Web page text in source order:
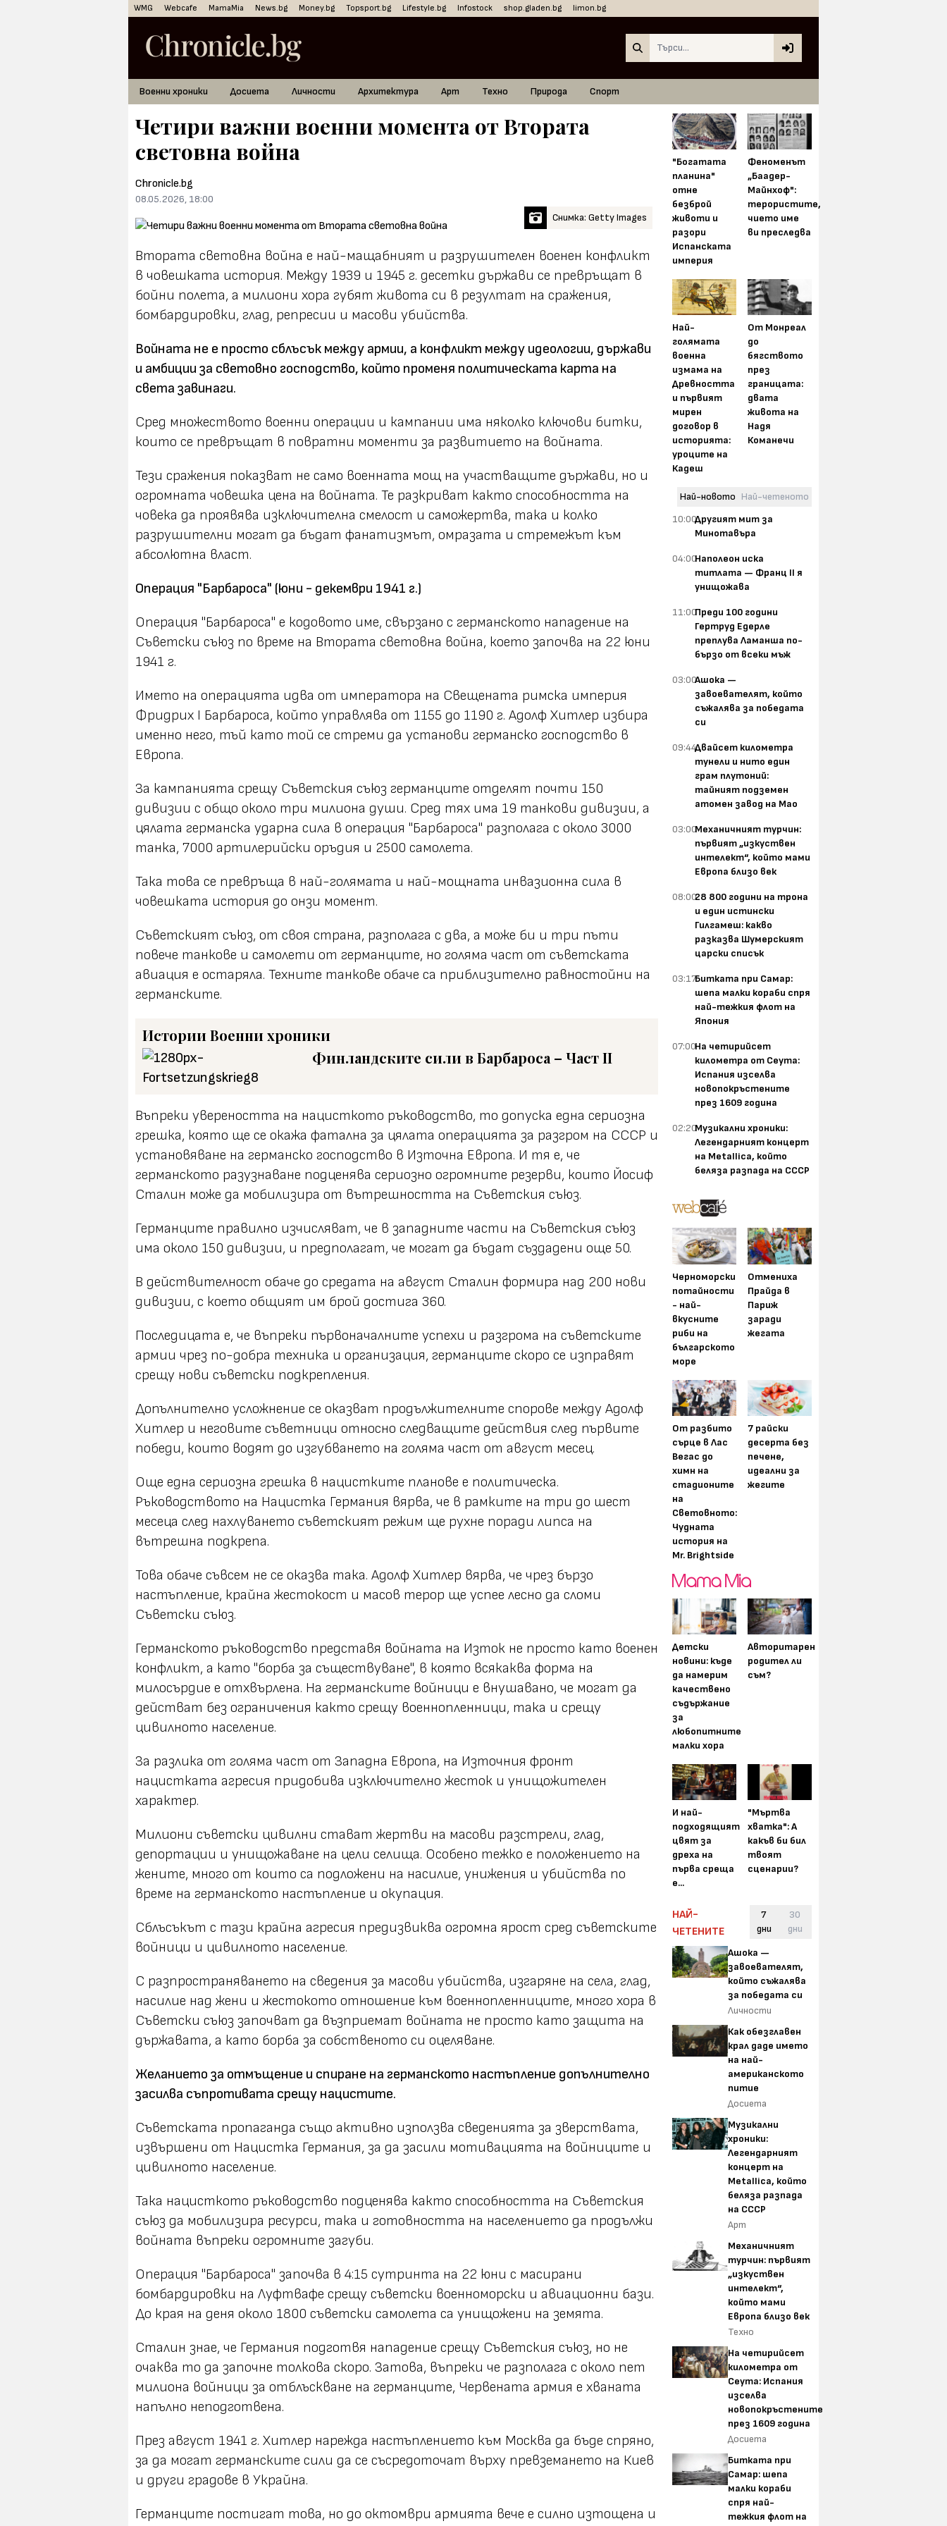
WMG Webcafe MamaMia News.bg Money.bg Topsport.bg Lifestyle.bg Infostock shop.gladen.bg limon.bg
Военни хроники Досиета Личности Архитектура Арт Техно Природа Спорт
Четири важни военни момента от Втората
световна война
Chronicle.bg
08.05.2026, 18:00
Снимка: Getty Images
Втората световна война е най-мащабният и разрушителен военен конфликт
в човешката история. Между 1939 и 1945 г. десетки държави се превръщат в
бойни полета, а милиони хора губят живота си в резултат на сражения,
бомбардировки, глад, репресии и масови убийства.
Войната не е просто сблъсък между армии, а конфликт между идеологии, държави
и амбиции за световно господство, който променя политическата карта на
света завинаги.
Сред множеството военни операции и кампании има няколко ключови битки,
които се превръщат в повратни моменти за развитието на войната.
Тези сражения показват не само военната мощ на участващите държави, но и
огромната човешка цена на войната. Те разкриват както способността на
човека да проявява изключителна смелост и саможертва, така и колко
разрушителни могат да бъдат фанатизмът, омразата и стремежът към
абсолютна власт.
Операция "Барбароса" (юни - декември 1941 г.)
Операция "Барбароса" е кодовото име, свързано с германското нападение на
Съветски съюз по време на Втората световна война, което започва на 22 юни
1941 г.
Името на операцията идва от императора на Свещената римска империя
Фридрих I Барбароса, който управлява от 1155 до 1190 г. Адолф Хитлер избира
именно него, тъй като той се стреми да установи германско господство в
Европа.
За кампанията срещу Съветския съюз германците отделят почти 150
дивизии с общо около три милиона души. Сред тях има 19 танкови дивизии, а
цялата германска ударна сила в операция "Барбароса" разполага с около 3000
танка, 7000 артилерийски оръдия и 2500 самолета.
Така това се превръща в най-голямата и най-мощната инвазионна сила в
човешката история до онзи момент.
Съветският съюз, от своя страна, разполага с два, а може би и три пъти
повече танкове и самолети от германците, но голяма част от съветската
авиация е остаряла. Техните танкове обаче са приблизително равностойни на
германските.
ИсторииВоенни хроники
Финландските сили в Барбароса – Част II
Въпреки увереността на нацисткото ръководство, то допуска една сериозна
грешка, която ще се окажа фатална за цялата операцията за разгром на СССР и
установяване на германско господство в Източна Европа. И тя е, че
германското разузнаване подценява сериозно огромните резерви, които Йосиф
Сталин може да мобилизира от вътрешността на Съветския съюз.
Германците правилно изчисляват, че в западните части на Съветския съюз
има около 150 дивизии, и предполагат, че могат да бъдат създадени още 50.
В действителност обаче до средата на август Сталин формира над 200 нови
дивизии, с което общият им брой достига 360.
Последицата е, че въпреки първоначалните успехи и разгрома на съветските
армии чрез по-добра техника и организация, германците скоро се изправят
срещу нови съветски подкрепления.
Допълнително усложнение се оказват продължителните спорове между Адолф
Хитлер и неговите съветници относно следващите действия след първите
победи, които водят до изгубването на голяма част от август месец.
Още една сериозна грешка в нацистките планове е политическа.
Ръководството на Нацистка Германия вярва, че в рамките на три до шест
месеца след нахлуването съветският режим ще рухне поради липса на
вътрешна подкрепа.
Това обаче съвсем не се оказва така. Адолф Хитлер вярва, че чрез бързо
настъпление, крайна жестокост и масов терор ще успее лесно да сломи
Съветски съюз.
Германското ръководство представя войната на Изток не просто като военен
конфликт, а като "борба за съществуване", в която всякаква форма на
милосърдие е отхвърлена. На германските войници е внушавано, че могат да
действат без ограничения както срещу военнопленници, така и срещу
цивилното население.
За разлика от голяма част от Западна Европа, на Източния фронт
нацистката агресия придобива изключително жесток и унищожителен
характер.
Милиони съветски цивилни стават жертви на масови разстрели, глад,
депортации и унищожаване на цели селища. Особено тежко е положението на
жените, много от които са подложени на насилие, унижения и убийства по
време на германското настъпление и окупация.
Сблъсъкът с тази крайна агресия предизвиква огромна ярост сред съветските
войници и цивилното население.
С разпространяването на сведения за масови убийства, изгаряне на села, глад,
насилие над жени и жестокото отношение към военнопленниците, много хора в
Съветски съюз започват да възприемат войната не просто като защита на
държавата, а като борба за собственото си оцеляване.
Желанието за отмъщение и спиране на германското настъпление допълнително
засилва съпротивата срещу нацистите.
Съветската пропаганда също активно използва сведенията за зверствата,
извършени от Нацистка Германия, за да засили мотивацията на войниците и
цивилното население.
Така нацисткото ръководство подценява както способността на Съветския
съюз да мобилизира ресурси, така и готовността на населението да продължи
войната въпреки огромните загуби.
Операция "Барбароса" започва в 4:15 сутринта на 22 юни с масирани
бомбардировки на Луфтвафе срещу съветски военноморски и авиационни бази.
До края на деня около 1800 съветски самолета са унищожени на земята.
Сталин знае, че Германия подготвя нападение срещу Съветския съюз, но не
очаква то да започне толкова скоро. Затова, въпреки че разполага с около пет
милиона войници за отблъскване на германците, Червената армия е хваната
напълно неподготвена.
През август 1941 г. Хитлер нарежда настъплението към Москва да бъде спряно,
за да могат германските сили да се съсредоточат върху превземането на Киев
и други градове в Украйна.
Германците постигат това, но до октомври армията вече е силно изтощена и
"Богатата
планина"
отне
безброй
животи и
разори
Испанската
империя
Феноменът
„Баадер-
Майнхоф":
терористите,
чието име
ви преследва
Най-
голямата
военна
измама на
Древността
и първият
мирен
договор в
историята:
уроците на
Кадеш
От Монреал
до
бягството
през
границата:
двата
живота на
Надя
Команечи
Най-новото Най-четеното
10:00Другият мит за
Минотавъра
04:00Наполеон иска
титлата — Франц II я
унищожава
11:00Преди 100 години
Гертруд Едерле
преплува Ламанша по-
бързо от всеки мъж
03:00Ашока —
завоевателят, който
съжалява за победата
си
09:44Двайсет километра
тунели и нито един
грам плутоний:
тайният подземен
атомен завод на Мао
03:00Механичният турчин:
първият „изкуствен
интелект“, който мами
Европа близо век
08:0028 800 години на трона
и един истински
Гилгамеш: какво
разказва Шумерският
царски списък
03:17Битката при Самар:
шепа малки кораби спря
най-тежкия флот на
Япония
07:00На четирийсет
километра от Сеута:
Испания изселва
новопокръстените
през 1609 година
02:20Музикални хроники:
Легендарният концерт
на Metallica, който
беляза разпада на СССР
Черноморски
потайности
- най-
вкусните
риби на
българското
море
Отмениха
Прайда в
Париж
заради
жегата
От разбито
сърце в Лас
Вегас до
химн на
стадионите
на
Световното:
Чудната
история на
Mr. Brightside
7 райски
десерта без
печене,
идеални за
жегите
Детски
новини: къде
да намерим
качествено
съдържание
за
любопитните
малки хора
Авторитарен
родител ли
съм?
И най-
подходящият
цвят за
дреха на
първа среща
е...
"Мъртва
хватка": А
какъв би бил
твоят
сценарии?
НАЙ-
ЧЕТЕНИТЕ
7
дни
30
дни
Ашока —
завоевателят,
който съжалява
за победата си
Личности
Как обезглавен
крал даде името
на най-
американското
питие
Досиета
Музикални
хроники:
Легендарният
концерт на
Metallica, който
беляза разпада
на СССР
Арт
Механичният
турчин: първият
„изкуствен
интелект“,
който мами
Европа близо век
Техно
На четирийсет
километра от
Сеута: Испания
изселва
новопокръстените
през 1609 година
Досиета
Битката при
Самар: шепа
малки кораби
спря най-
тежкия флот на